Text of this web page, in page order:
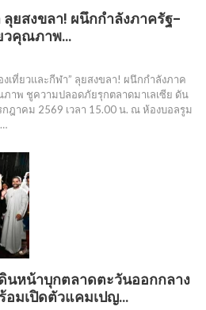
ยสงขลา! ผนึกกำลังภาครัฐ–
วคุณภาพ…
งเที่ยวและกีฬา” ลุยสงขลา! ผนึกกำลังภาค
ภาพ ชูความปลอดภัยรุกตลาดมาเลเซีย ดัน
ฎาคม 2569 เวลา 15.00 น. ณ ห้องบอลรูม
ดินหน้าบุกตลาดตะวันออกกลาง
อมเปิดตัวแคมเปญ…